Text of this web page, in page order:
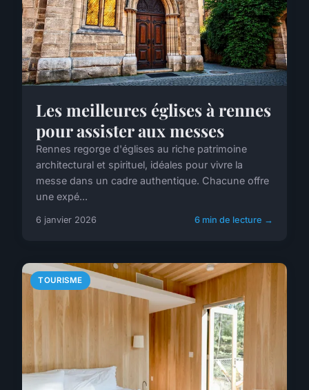
Les meilleures églises à rennes
pour assister aux messes
Rennes regorge d'églises au riche patrimoine
architectural et spirituel, idéales pour vivre la
messe dans un cadre authentique. Chacune offre
une expé...
6 janvier 2026 6 min de lecture →
TOURISME